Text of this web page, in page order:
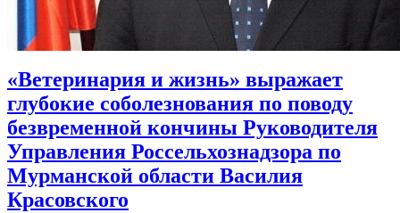
«Ветеринария и жизнь» выражает
глубокие соболезнования по поводу
безвременной кончины Руководителя
Управления Россельхознадзора по
Мурманской области Василия
Красовского